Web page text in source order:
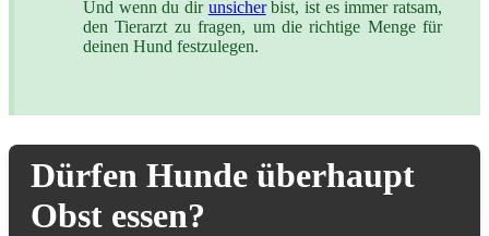
Und wenn du dir unsicherbist, ist es immer ratsam,
den Tierarzt zu fragen, um die richtige Menge für
deinen Hund festzulegen.
Dürfen Hunde überhaupt
Obst essen?